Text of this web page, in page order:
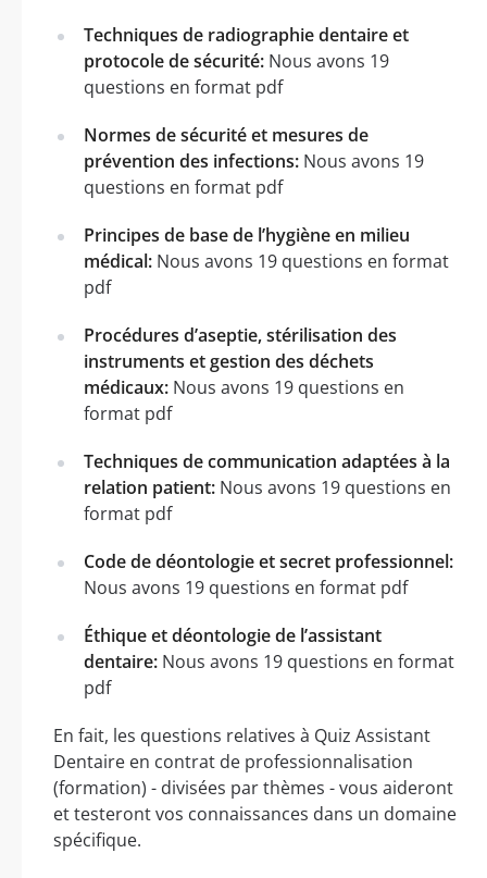
Techniques de radiographie dentaire et
protocole de sécurité: Nous avons 19
questions en format pdf
Normes de sécurité et mesures de
prévention des infections: Nous avons 19
questions en format pdf
Principes de base de l’hygiène en milieu
médical: Nous avons 19 questions en format
pdf
Procédures d’aseptie, stérilisation des
instruments et gestion des déchets
médicaux: Nous avons 19 questions en
format pdf
Techniques de communication adaptées à la
relation patient: Nous avons 19 questions en
format pdf
Code de déontologie et secret professionnel:
Nous avons 19 questions en format pdf
Éthique et déontologie de l’assistant
dentaire: Nous avons 19 questions en format
pdf
En fait, les questions relatives à Quiz Assistant
Dentaire en contrat de professionnalisation
(formation) - divisées par thèmes - vous aideront
et testeront vos connaissances dans un domaine
spécifique.